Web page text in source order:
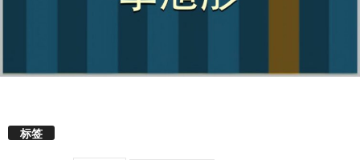
标签